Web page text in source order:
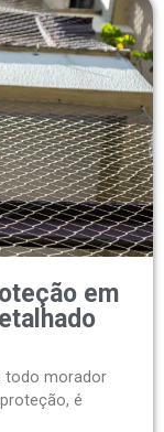
em
todo morador
é